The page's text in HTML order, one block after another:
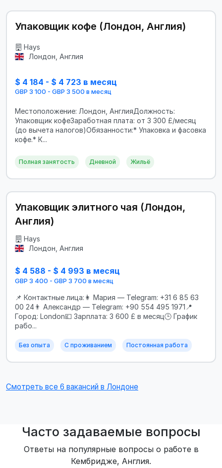
Упаковщик кофе (Лондон, Англия)
Hays
Лондон, Англия
$ 4 184 - $ 4 723 в месяц
GBP 3 100 - GBP 3 500 в месяц
Местоположение: Лондон, АнглияДолжность:
Упаковщик кофеЗаработная плата: от 3 300 £/месяц
(до вычета налогов)Обязанности:* Упаковка и фасовка
кофе.* К...
Полная занятость Дневной Жильё
Упаковщик элитного чая (Лондон,
Англия)
Hays
Лондон, Англия
$ 4 588 - $ 4 993 в месяц
GBP 3 400 - GBP 3 700 в месяц
📌 Контактные лица:👩 Мария — Telegram: +31 6 85 63
00 24👨 Александр — Telegram: +90 554 495 1971📍
Город: London💷 Зарплата: 3 600 £ в месяц🕒 График
рабо...
Без опыта С проживанием Постоянная работа
Смотреть все 6 вакансий в Лондоне
Часто задаваемые вопросы
Ответы на популярные вопросы о работе в
Кембридже, Англия.